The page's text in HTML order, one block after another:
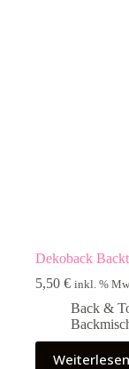
Dekoback
5,50 € inkl. %
Back &
Weiterlesen